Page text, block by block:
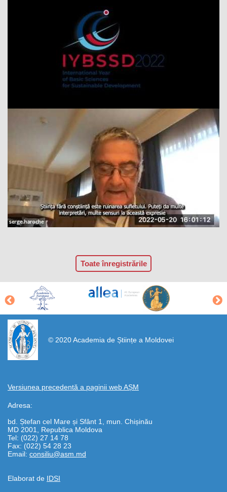
Toate înregistrările
© 2020 Academia de Științe a Moldovei
Versiunea precedentă a paginii web AȘM
Adresa:
bd. Ștefan cel Mare și Sfânt 1, mun. Chișinău
MD 2001, Republica Moldova
Tel: (022) 27 14 78
Fax: (022) 54 28 23
Email: consiliu@asm.md
Elaborat de IDSI
https://propletenie.ru/